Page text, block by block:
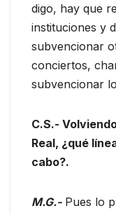
digo, hay que
instituciones y
subvencionar
conciertos,
subvencionar
C.S.-
Real, ¿qué
cabo?.
M.G.-Pues lo